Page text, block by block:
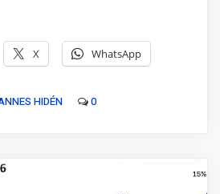
X WhatsApp
HIDÉN 0